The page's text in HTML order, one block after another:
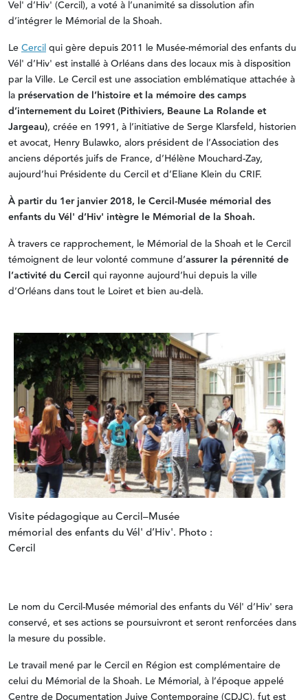
Vel' d’Hiv' (Cercil), a voté à l’unanimité sa dissolution afin
d’intégrer le Mémorial de la Shoah.
LeCercilqui gère depuis 2011 le Musée-mémorial des enfants du
Vél' d’Hiv' est installé à Orléans dans des locaux mis à disposition
par la Ville. Le Cercil est une association emblématique attachée à
la préservation de l’histoire et la mémoire des camps
d’internement du Loiret (Pithiviers, Beaune La Rolande et
Jargeau), créée en 1991, à l’initiative de Serge Klarsfeld, historien
et avocat, Henry Bulawko, alors président de l’Association des
anciens déportés juifs de France, d’Hélène Mouchard-Zay,
aujourd’hui Présidente du Cercil et d’Eliane Klein du CRIF.
À partir du 1er janvier 2018, le Cercil-Musée mémorial des
enfants du Vél' d’Hiv' intègre le Mémorial de la Shoah.
À travers ce rapprochement, le Mémorial de la Shoah et le Cercil
témoignent de leur volonté commune d’assurer la pérennité de
l’activité du Cercil qui rayonne aujourd’hui depuis la ville
d’Orléans dans tout le Loiret et bien au-delà.
Visite pédagogique au Cercil–Musée
mémorial des enfants du Vél' d’Hiv'. Photo :
Cercil
Le nom du Cercil-Musée mémorial des enfants du Vél' d’Hiv' sera
conservé, et ses actions se poursuivront et seront renforcées dans
la mesure du possible.
Le travail mené par le Cercil en Région est complémentaire de
celui du Mémorial de la Shoah. Le Mémorial, à l’époque appelé